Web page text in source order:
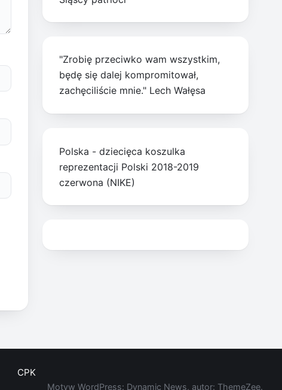
"Zrobię przeciwko wam wszystkim,
będę się dalej kompromitował,
zachęciliście mnie." Lech Wałęsa
Polska - dziecięca koszulka
reprezentacji Polski 2018-2019
czerwona (NIKE)
CPK
Motyw WordPress: Dynamic News, autor: ThemeZee.